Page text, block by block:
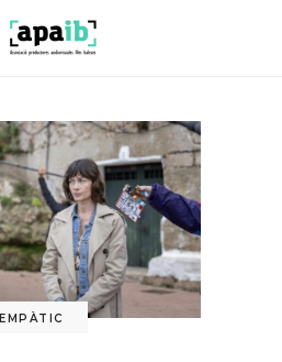
EMPÀTIC